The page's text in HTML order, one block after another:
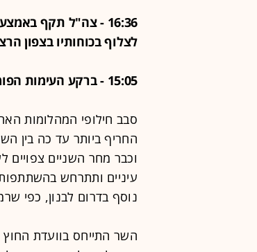
16:36 - צה"ל תקף
לצלוף בכוחותיו בצפון
15:05 - ברקע העימות הפומבי בין כ"ץ לזמיר: התחזית הפסימית בנוגע ללבנון
סבב חילופי המהלומות
החריף ביותר עד כה בין
וכבר מחר השניים
עיניים ותתרחש
נוסף בדרום לבנון, כפי
השר התייחס בוועדת החוץ